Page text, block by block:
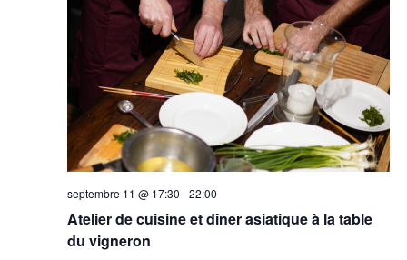
Atelier de cuisine et dîner asiatique à la table
du vigneron
septembre 11 @ 17:30 -22:00